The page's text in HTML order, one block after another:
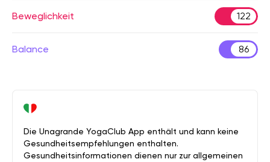
Beweglichkeit 122
Balance 86
Die Unagrande YogaClub App enthält und kann keine
Gesundheitsempfehlungen enthalten.
Gesundheitsinformationen dienen nur zur allgemeinen